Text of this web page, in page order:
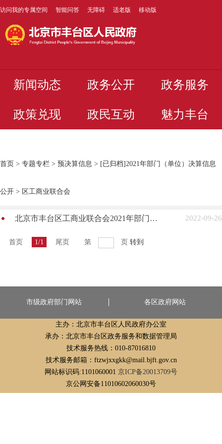
访问我的专属空间 智能问答 无障碍 适老版 移动版
新闻动态 政务公开 政务服务
政策兑现 政民互动 魅力丰台
首页 > 专题专栏 > 预决算信息 > [已归档]2021年部门（单位）决算信息
公开 > 区工商业联合会
北京市丰台区工商业联合会2021年部门决算公开 2022-09-26
首页 1/1 尾页 第 页 转到
市级政府部门网站 各区政府网站
主办：北京市丰台区人民政府办公室
承办：北京市丰台区政务服务和数据管理局
技术服务热线：010-87016810
技术服务邮箱：ftzwjxxgkk@mail.bjft.gov.cn
网站标识码:1101060001 京ICP备20013709号
京公网安备11010602060030号